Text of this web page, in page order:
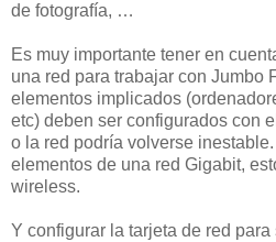
de fotografía, …
Es muy importante tener en
una red para trabajar con Jumbo
elementos implicados
etc) deben ser configurados con
o la red podría volverse
elementos de una red Gigabit,
wireless.
Y configurar la tarjeta de red